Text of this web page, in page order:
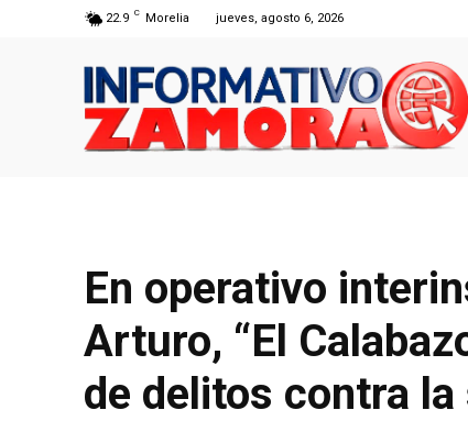
22.9 C Morelia jueves, agosto 6, 2026
En operativo
Arturo, “El
de delitos contra la